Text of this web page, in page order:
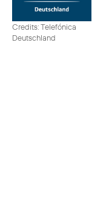
Credits: Telefónica
Deutschland